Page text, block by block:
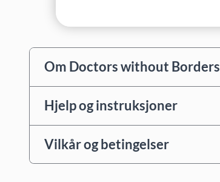
Om Doctors without Borders
Hjelp og instruksjoner
Vilkår og betingelser